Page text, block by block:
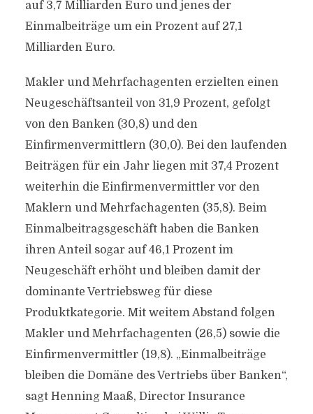
auf 3,7 Milliarden Euro und jenes der
Einmalbeiträge um ein Prozent auf 27,1
Milliarden Euro.
Makler und Mehrfachagenten erzielten einen
Neugeschäftsanteil von 31,9 Prozent, gefolgt
von den Banken (30,8) und den
Einfirmenvermittlern (30,0). Bei den laufenden
Beiträgen für ein Jahr liegen mit 37,4 Prozent
weiterhin die Einfirmenvermittler vor den
Maklern und Mehrfachagenten (35,8). Beim
Einmalbeitragsgeschäft haben die Banken
ihren Anteil sogar auf 46,1 Prozent im
Neugeschäft erhöht und bleiben damit der
dominante Vertriebsweg für diese
Produktkategorie. Mit weitem Abstand folgen
Makler und Mehrfachagenten (26,5) sowie die
Einfirmenvermittler (19,8). „Einmalbeiträge
bleiben die Domäne des Vertriebs über Banken“,
sagt Henning Maaß, Director Insurance